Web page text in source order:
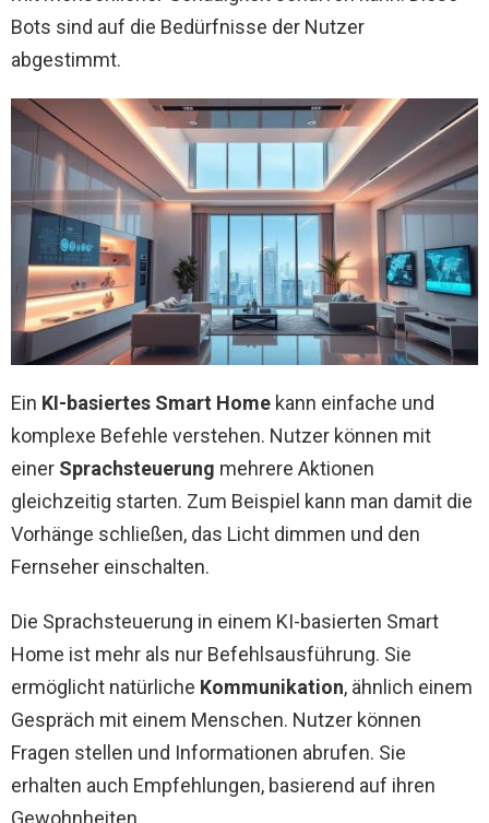
Bots sind auf die Bedürfnisse der Nutzer
abgestimmt.
Ein KI-basiertes Smart Home kann einfache und
komplexe Befehle verstehen. Nutzer können mit
einer Sprachsteuerung mehrere Aktionen
gleichzeitig starten. Zum Beispiel kann man damit die
Vorhänge schließen, das Licht dimmen und den
Fernseher einschalten.
Die Sprachsteuerung in einem KI-basierten Smart
Home ist mehr als nur Befehlsausführung. Sie
ermöglicht natürliche Kommunikation, ähnlich einem
Gespräch mit einem Menschen. Nutzer können
Fragen stellen und Informationen abrufen. Sie
erhalten auch Empfehlungen, basierend auf ihren
Gewohnheiten.